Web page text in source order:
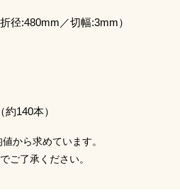
径:480mm／切幅:3mm）
140本）
から求めています。
ご了承ください。